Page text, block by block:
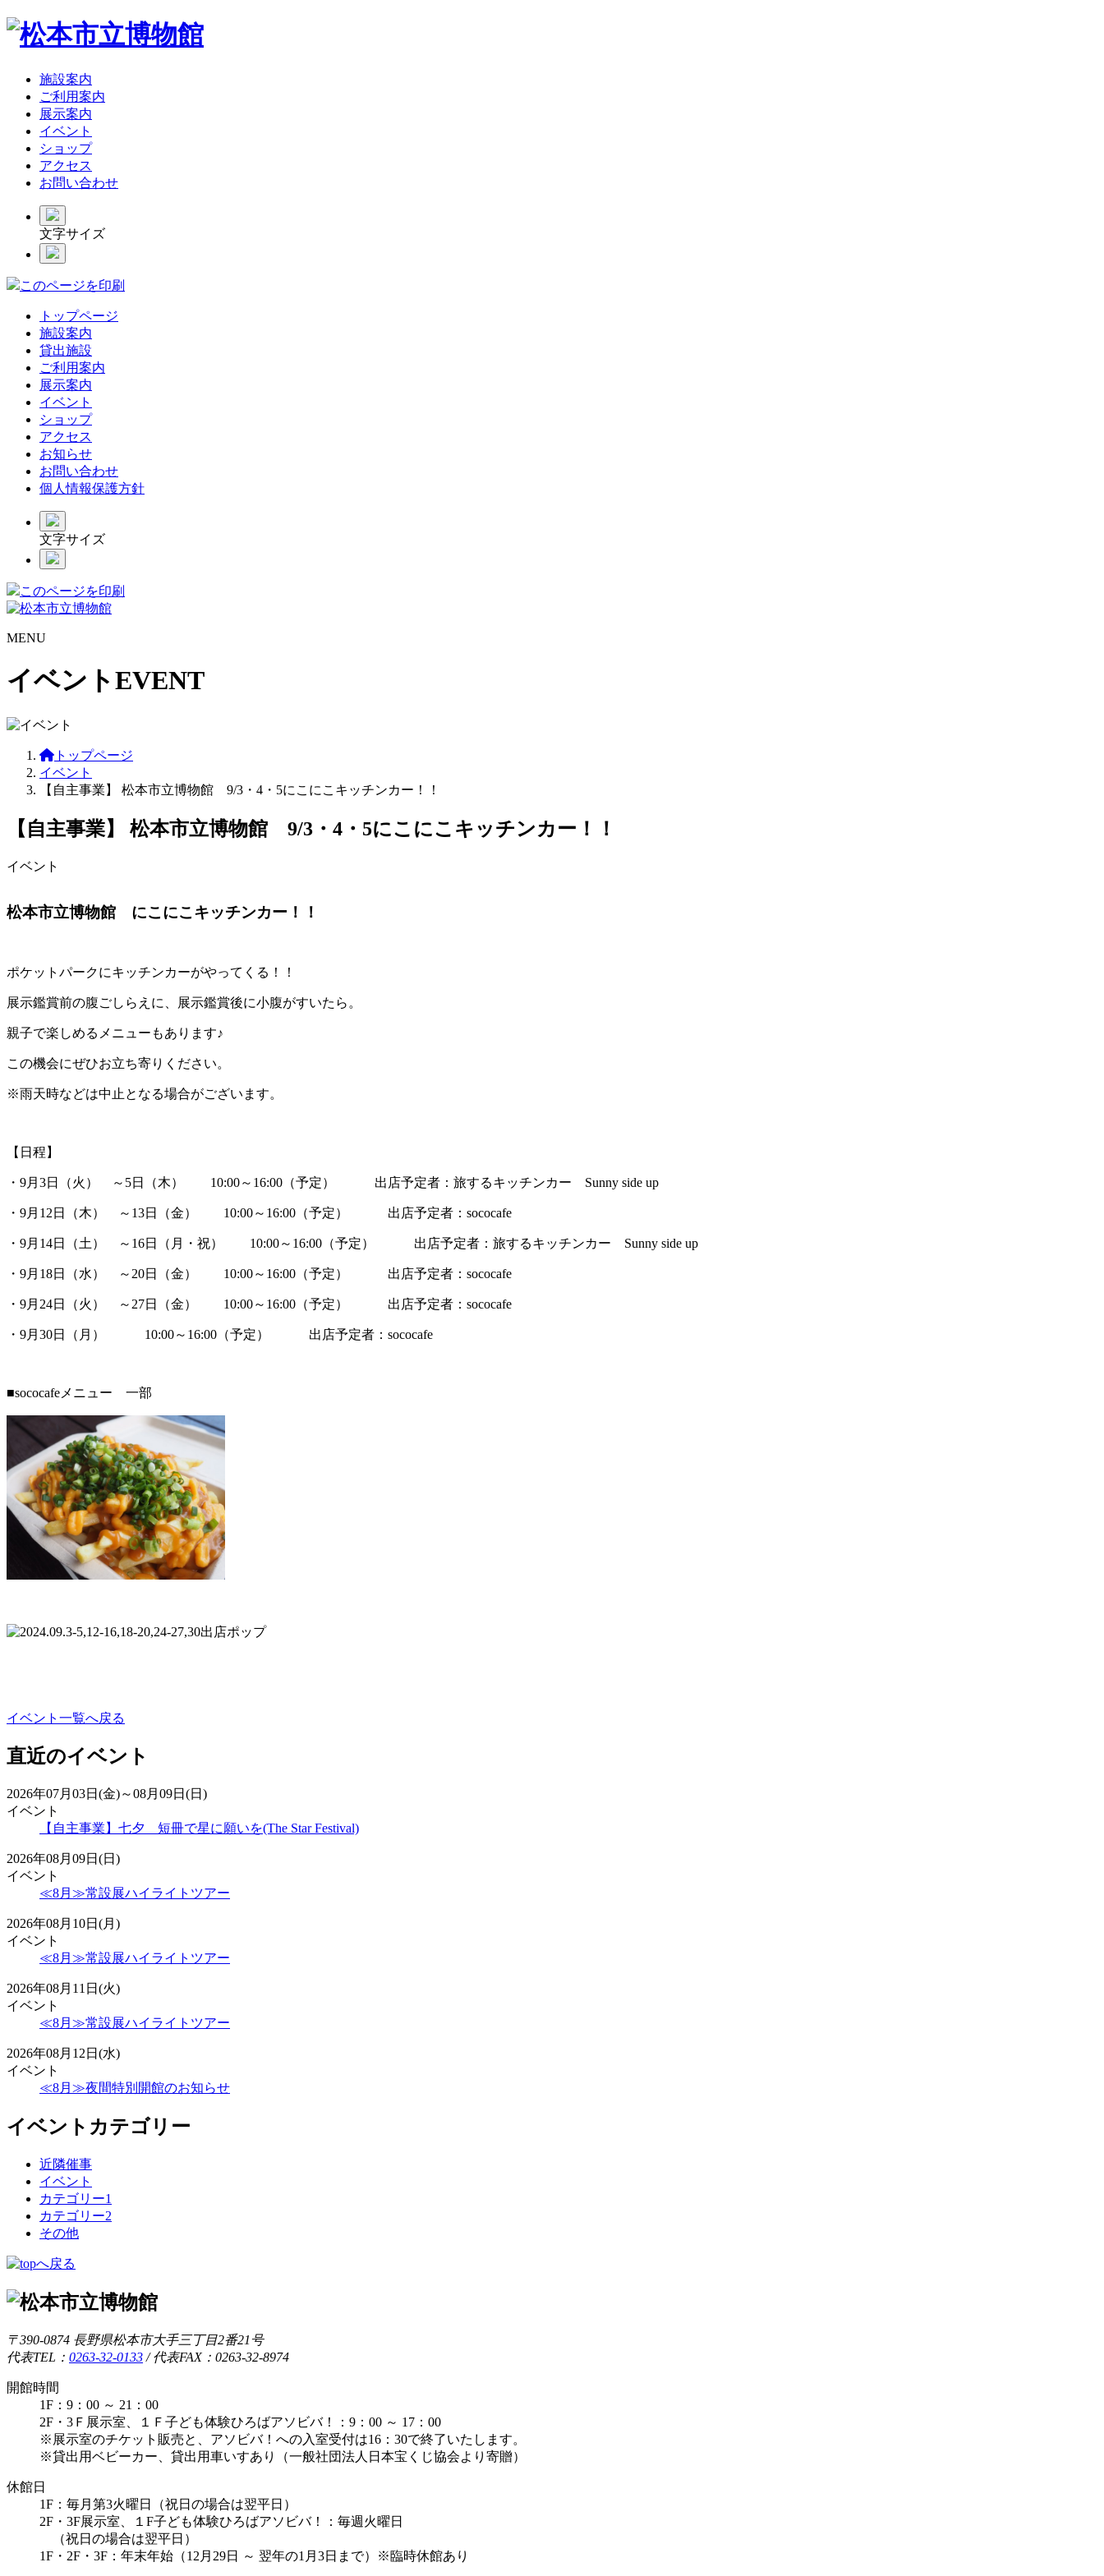
施設案内
ご利用案内
展示案内
イベント
ショップ
アクセス
お問い合わせ
文字サイズ
このページを印刷
トップページ
施設案内
貸出施設
ご利用案内
展示案内
イベント
ショップ
アクセス
お知らせ
お問い合わせ
個人情報保護方針
文字サイズ
このページを印刷
MENU
イベントEVENT
トップページ
イベント
【自主事業】 松本市立博物館 9/3・4・5にこにこキッチンカー！！
【自主事業】 松本市立博物館 9/3・4・5にこにこキッチンカー！！
イベント
松本市立博物館 にこにこキッチンカー！！
ポケットパークにキッチンカーがやってくる！！
展示鑑賞前の腹ごしらえに、展示鑑賞後に小腹がすいたら。
親子で楽しめるメニューもあります♪
この機会にぜひお立ち寄りください。
※雨天時などは中止となる場合がございます。
【日程】
・9月3日（火） ～5日（木） 10:00～16:00（予定） 出店予定者：旅するキッチンカー Sunny side up
・9月12日（木） ～13日（金） 10:00～16:00（予定） 出店予定者：sococafe
・9月14日（土） ～16日（月・祝） 10:00～16:00（予定） 出店予定者：旅するキッチンカー Sunny side up
・9月18日（水） ～20日（金） 10:00～16:00（予定） 出店予定者：sococafe
・9月24日（火） ～27日（金） 10:00～16:00（予定） 出店予定者：sococafe
・9月30日（月） 10:00～16:00（予定） 出店予定者：sococafe
■sococafeメニュー 一部
イベント一覧へ戻る
直近のイベント
2026年07月03日(金)～08月09日(日)
イベント
【自主事業】七夕 短冊で星に願いを(The Star Festival)
2026年08月09日(日)
イベント
≪8月≫常設展ハイライトツアー
2026年08月10日(月)
イベント
≪8月≫常設展ハイライトツアー
2026年08月11日(火)
イベント
≪8月≫常設展ハイライトツアー
2026年08月12日(水)
イベント
≪8月≫夜間特別開館のお知らせ
イベントカテゴリー
近隣催事
イベント
カテゴリー1
カテゴリー2
その他
〒390-0874 長野県松本市大手三丁目2番21号
代表TEL： 0263-32-0133 /代表FAX：0263-32-8974
開館時間
1F：9：00 ～ 21：00
2F・3Ｆ展示室、１Ｆ子ども体験ひろばアソビバ！：9：00 ～ 17：00
※展示室のチケット販売と、アソビバ！への入室受付は16：30で終了いたします。
※貸出用ベビーカー、貸出用車いすあり（一般社団法人日本宝くじ協会より寄贈）
休館日
1F：毎月第3火曜日（祝日の場合は翌平日）
2F・3F展示室、１F子ども体験ひろばアソビバ！：毎週火曜日
（祝日の場合は翌平日）
1F・2F・3F：年末年始（12月29日 ～ 翌年の1月3日まで）※臨時休館あり